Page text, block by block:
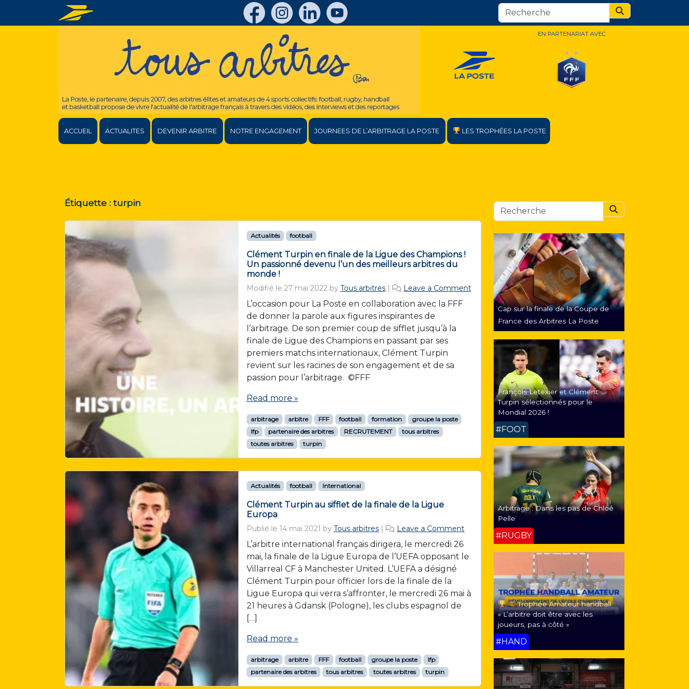
Search
EN PARTENARIAT AVEC
ACCUEIL ACTUALITES DEVENIR ARBITRE NOTRE ENGAGEMENT JOURNEES DE L’ARBITRAGE LA POSTE LES TROPHÉES LA POSTE
Étiquette : turpin
Actualités football
Clément Turpin en finale de la Ligue des Champions !
Un passionné devenu l’un des meilleurs arbitres du
monde !
Modifié le 27 mai 2022by Tous arbitres | Leave a Comment
L’occasion pour La Poste en collaboration avec la FFF
de donner la parole aux figures inspirantes de
l’arbitrage. De son premier coup de sifflet jusqu’à la
finale de Ligue des Champions en passant par ses
premiers matchs internationaux, Clément Turpin
revient sur les racines de son engagement et de sa
passion pour l’arbitrage. ©FFF
Read more »
arbitrage arbitre FFF football formation
groupe la poste
lfp
partenaire des arbitres RECRUTEMENT
tous arbitres
toutes arbitres
turpin
Actualités football International
Clément Turpin au sifflet de la finale de la Ligue
Europa
Publié le 14 mai 2021 by Tous arbitres | Leave a Comment
L’arbitre international français dirigera, le mercredi 26
mai, la finale de la Ligue Europa de l’UEFA opposant le
Villarreal CF à Manchester United. L’UEFA a désigné
Clément Turpin pour officier lors de la finale de la
Ligue Europa qui verra s’affronter, le mercredi 26 mai à
21 heures à Gdansk (Pologne), les clubs espagnol de
[…]
Read more »
arbitrage arbitre FFF football groupe la poste
lfp
partenaire des arbitres
tous arbitres toutes arbitres turpin
Search
Cap sur la finale de la Coupe de
France des Arbitres La Poste
François Letexier et Clément
Turpin sélectionnés pour le
Mondial 2026 !
#FOOT
Arbitrage : Dans les pas de Chloé
Pelle
#RUGBY
Trophée Amateur handball
« L’arbitre doit être avec les
joueurs, pas à côté »
#HAND